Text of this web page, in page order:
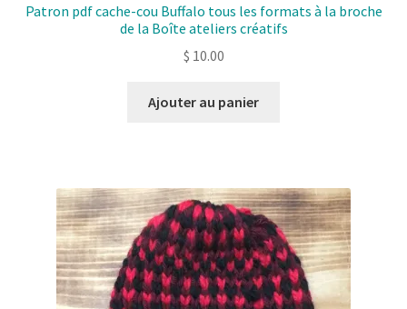
Patron pdf cache-cou Buffalo tous les formats à la broche
de la Boîte ateliers créatifs
$ 10.00
Ajouter au panier